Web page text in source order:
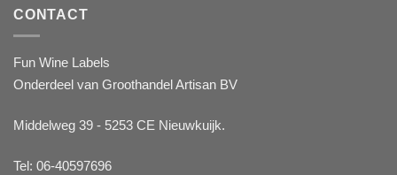
CONTACT
Fun Wine Labels
Onderdeel van Groothandel Artisan BV
Middelweg 39 - 5253 CE Nieuwkuijk.
Tel: 06-40597696